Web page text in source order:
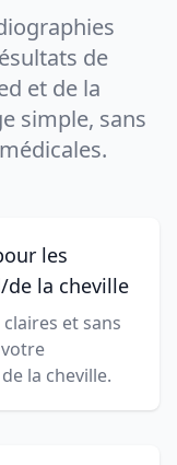
de
et de la
simple, sans
les
la cheville
et sans
la cheville.